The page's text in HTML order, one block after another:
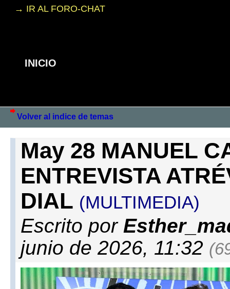
→ IR AL FORO-CHAT
INICIO
Volver al indice de temas
May 28 MANUEL
ENTREVISTA
DIAL (MULTIMEDIA)
Escrito por
junio de 2026, 11:32